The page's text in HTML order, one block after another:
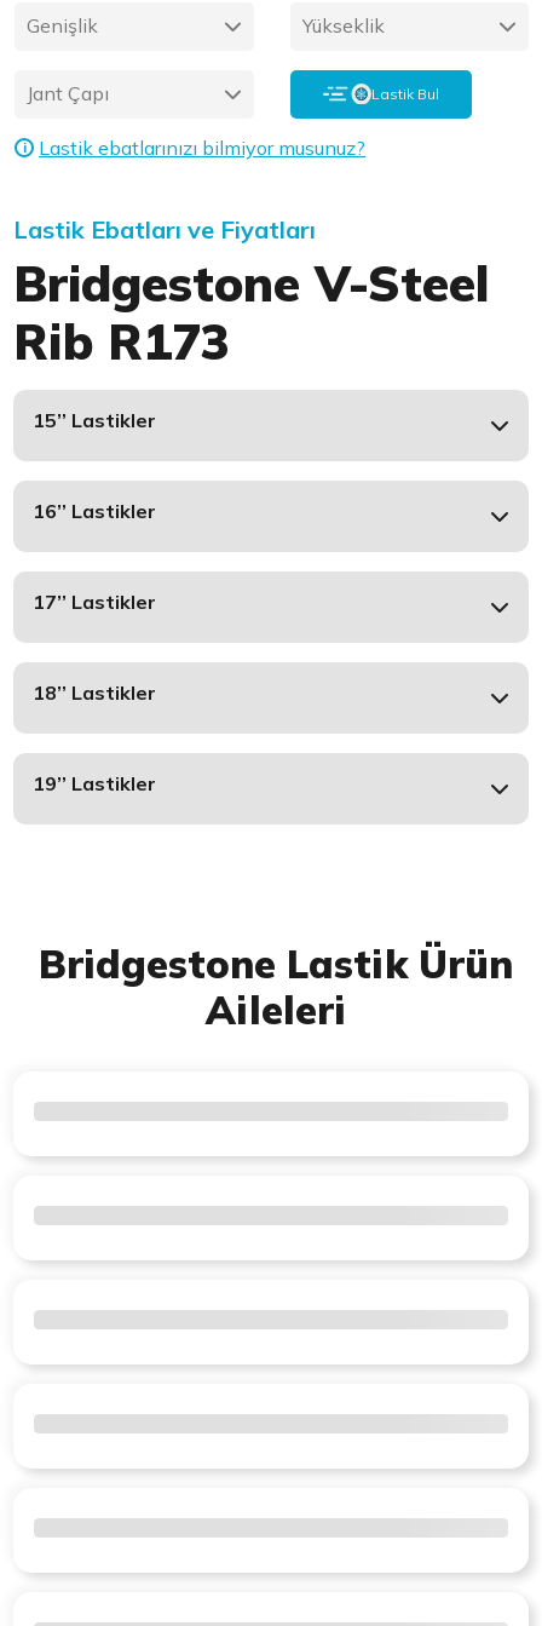
Genişlik Yükseklik
Jant Çapı Lastik Bul
i Lastik ebatlarınızı bilmiyor musunuz?
Lastik Ebatları ve Fiyatları
Bridgestone V-Steel
Rib R173
15’’ Lastikler
16’’ Lastikler
17’’ Lastikler
18’’ Lastikler
19’’ Lastikler
Bridgestone Lastik Ürün
Aileleri